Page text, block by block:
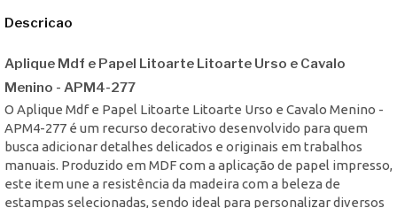
Descricao
Aplique Mdf e Papel Litoarte Litoarte Urso e Cavalo
Menino - APM4-277
O Aplique Mdf e Papel Litoarte Litoarte Urso e Cavalo Menino -
APM4-277 é um recurso decorativo desenvolvido para quem
busca adicionar detalhes delicados e originais em trabalhos
manuais. Produzido em MDF com a aplicação de papel impresso,
este item une a resistência da madeira com a beleza de
estampas selecionadas, sendo ideal para personalizar diversos